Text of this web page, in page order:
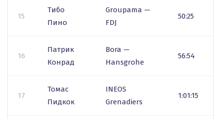
15
Тибо
Пино
Groupama —
FDJ
50:25
16
Патрик
Конрад
Bora —
Hansgrohe
56:54
17
Томас
Пидкок
INEOS
Grenadiers
1:01:15